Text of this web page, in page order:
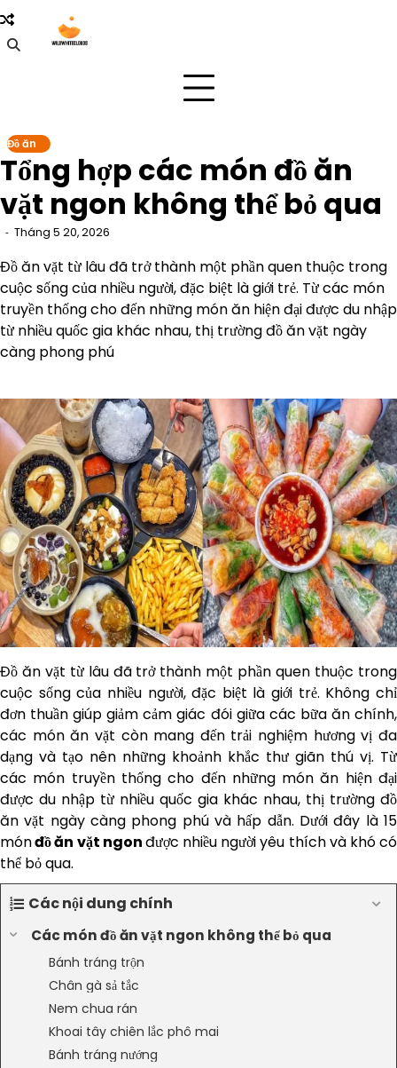
Skip
to
content
Đồ ăn
Tổng hợp các món đồ ăn
vặt ngon không thể bỏ qua
Tháng 5 20, 2026
Đồ ăn vặt từ lâu đã trở thành một phần quen thuộc trong
cuộc sống của nhiều người, đặc biệt là giới trẻ. Từ các món
truyền thống cho đến những món ăn hiện đại được du nhập
từ nhiều quốc gia khác nhau, thị trường đồ ăn vặt ngày
càng phong phú
Đồ ăn vặt từ lâu đã trở thành một phần quen thuộc trong
cuộc sống của nhiều người, đặc biệt là giới trẻ. Không chỉ
đơn thuần giúp giảm cảm giác đói giữa các bữa ăn chính,
các món ăn vặt còn mang đến trải nghiệm hương vị đa
dạng và tạo nên những khoảnh khắc thư giãn thú vị. Từ
các món truyền thống cho đến những món ăn hiện đại
được du nhập từ nhiều quốc gia khác nhau, thị trường đồ
ăn vặt ngày càng phong phú và hấp dẫn. Dưới đây là 15
mónđồ ăn vặt ngonđược nhiều người yêu thích và khó có
thể bỏ qua.
Các nội dung chính
Các món đồ ăn vặt ngon không thể bỏ qua
Bánh tráng trộn
Chân gà sả tắc
Nem chua rán
Khoai tây chiên lắc phô mai
Bánh tráng nướng